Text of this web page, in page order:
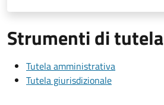
Strumenti di tutela
Tutela amministrativa
Tutela giurisdizionale